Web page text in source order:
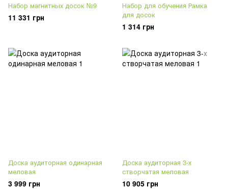
Набор магнитных досок №9
11 331 грн
Набор для обучения Рамка
для досок
1 314 грн
Доска аудиторная одинарная
меловая
3 999 грн
Доска аудиторная 3-х
створчатая меловая
10 905 грн